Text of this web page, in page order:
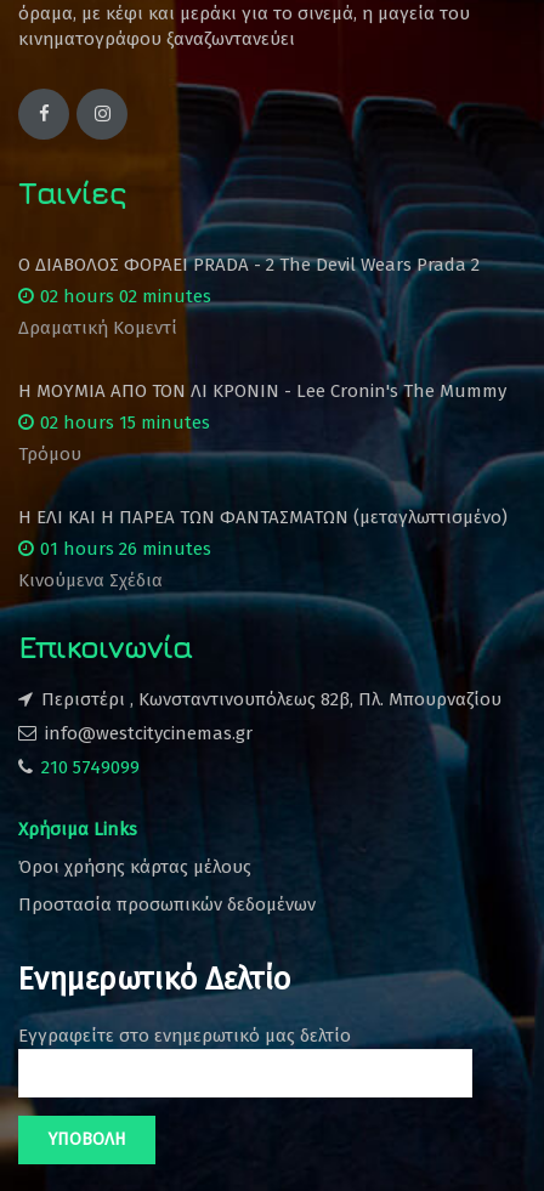
όραμα, με κέφι και μεράκι για το σινεμά, η μαγεία του
κινηματογράφου ξαναζωντανεύει
Ταινίες
Ο ΔΙΑΒΟΛΟΣ ΦΟΡΑΕΙ PRADA - 2 The Devil Wears Prada 2
02 hours 02 minutes
Δραματική Κομεντί
Η ΜΟΥΜΙΑ ΑΠΟ ΤΟΝ ΛΙ ΚΡΟΝΙΝ - Lee Cronin's The Mummy
02 hours 15 minutes
Τρόμου
Η ΕΛΙ ΚΑΙ Η ΠΑΡΕΑ ΤΩΝ ΦΑΝΤΑΣΜΑΤΩΝ (μεταγλωττισμένο)
01 hours 26 minutes
Κινούμενα Σχέδια
Επικοινωνία
Περιστέρι , Κωνσταντινουπόλεως 82β, Πλ. Μπουρναζίου
info@westcitycinemas.gr
210 5749099
Χρήσιμα Links
Όροι χρήσης κάρτας μέλους
Προστασία προσωπικών δεδομένων
Ενημερωτικό Δελτίο
Εγγραφείτε στο ενημερωτικό μας δελτίο